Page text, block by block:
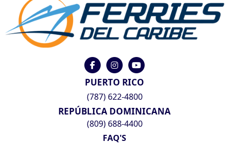
PUERTO RICO
(787) 622-4800
REPÚBLICA DOMINICANA
(809) 688-4400
FAQ'S